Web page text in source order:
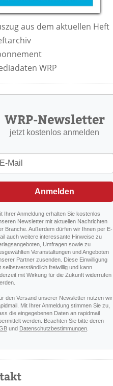
aus dem aktuellen Heft
WRP
WRP-Newsletter
jetzt kostenlos anmelden
Anmelden
Ihrer Anmeldung erhalten Sie kostenlos
Newsletter mit aktuellen Nachrichten
Branche. Außerdem dürfen wir Ihnen per E-
auch weitere interessante Hinweise zu
Umfragen sowie zu
Veranstaltungen und Angeboten
Partner zusenden. Diese Einwilligung
selbstverständlich freiwillig und kann
mit Wirkung für die Zukunft widerrufen
den Versand unserer Newsletter nutzen wir
Mit Ihrer Anmeldung stimmen Sie zu,
die eingegebenen Daten an rapidmail
werden. Beachten Sie bitte deren
und Datenschutzbestimmungen